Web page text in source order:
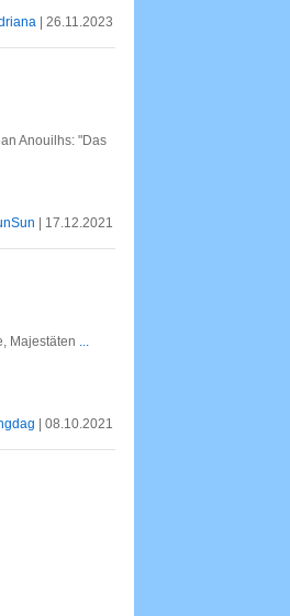
| 26.11.2023
Anouilhs: "Das
| 17.12.2021
Majestäten ...
| 08.10.2021